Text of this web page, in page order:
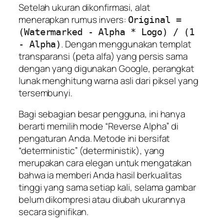
Setelah ukuran dikonfirmasi, alat
menerapkan rumus invers: Original =
(Watermarked - Alpha * Logo) / (1
- Alpha). Dengan menggunakan templat
transparansi (peta alfa) yang persis sama
dengan yang digunakan Google, perangkat
lunak menghitung warna asli dari piksel yang
tersembunyi.
Bagi sebagian besar pengguna, ini hanya
berarti memilih mode “Reverse Alpha” di
pengaturan Anda. Metode ini bersifat
“deterministic” (deterministik), yang
merupakan cara elegan untuk mengatakan
bahwa ia memberi Anda hasil berkualitas
tinggi yang sama setiap kali, selama gambar
belum dikompresi atau diubah ukurannya
secara signifikan.